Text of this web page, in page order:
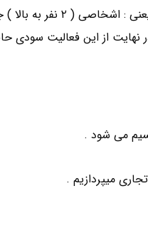
با واژه شرکت هر روز مواجه میشوید .
نهایت از این فعالیت سودی
میپردازیم .